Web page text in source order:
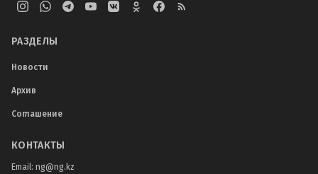
РАЗДЕЛЫ
Новости
Архив
Соглашение
КОНТАКТЫ
Email: ng@ng.kz